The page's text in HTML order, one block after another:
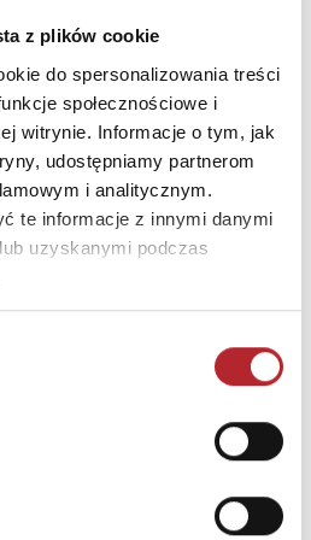
z plików cookie
do spersonalizowania treści
społecznościowe i
witrynie. Informacje o tym, jak
udostępniamy partnerom
i analitycznym.
te informacje z innymi danymi
uzyskanymi podczas
w wieku poniżej 3 lat ze
małych elementów
się zachować niniejsze